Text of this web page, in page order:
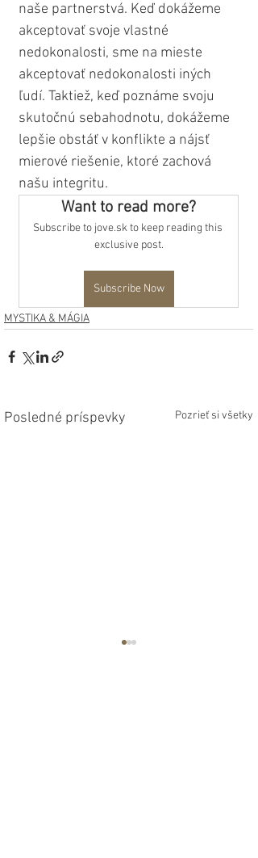
naše partnerstvá. Keď dokážeme
akceptovať svoje vlastné
nedokonalosti, sme na mieste
akceptovať nedokonalosti iných
ľudí. Taktiež, keď poznáme svoju
skutočnú sebahodnotu, dokážeme
lepšie obstáť v konflikte a nájsť
mierové riešenie, ktoré zachová
našu integritu.
Want to read more?
Subscribe to jove.sk to keep reading this
exclusive post.
Subscribe Now
MYSTIKA & MÁGIA
Posledné príspevky Pozrieť si všetky